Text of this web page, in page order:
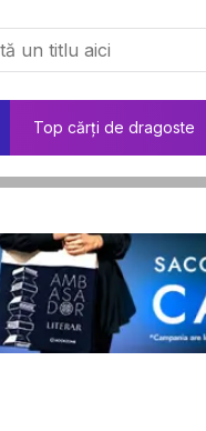
Top cărți de dragoste